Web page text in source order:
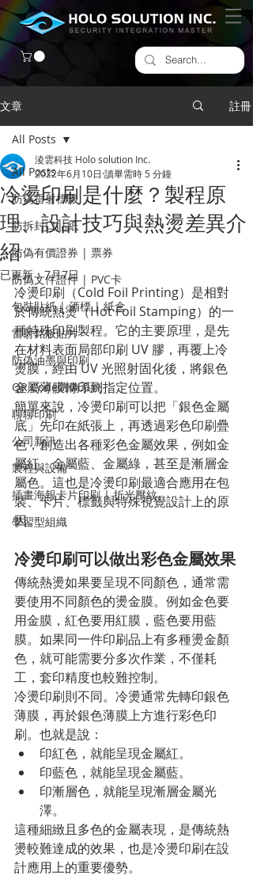
文章 註冊
All Posts
防偽雷射標籤
​防拆封口貼紙
防偽有價證券 | 票券
防偽文件證件 | PVC卡
包裝貼紙 | 酒標 | 紙盒
雷射銘版貼片
防偽油墨與印刷
QR Code防偽系統
聊聊印刷
公司新訊
製程與設備
插畫海報卡片印刷 | 折光壓紋
學習型組織
All Posts
冷燙印刷是什麼？製程原
理、設計技巧與熱燙差異介
紹
淩雲科技 Holo solution Inc.
2022年6月10日 讀畢需時 5 分鐘
已更新：7月7日
冷燙印刷（Cold Foil Printing）是相對
於傳統熱燙（Hot Foil Stamping）的一
種特殊印刷製程。它的主要原理，是先
在材料表面局部印刷 UV 膠，再覆上冷
燙膜，經由 UV 光照射固化後，將銀色
金屬薄膜轉印到指定位置。
簡單來說，冷燙印刷可以把「銀色金屬
底」先印在紙張上，再透過彩色印刷疊
色，創造出各種彩色金屬效果，例如金
屬紅、金屬藍、金屬綠，甚至是漸層金
屬色。這也是冷燙印刷最適合應用在包
裝、卡片、標籤與特殊視覺設計上的原
因。
冷燙印刷可以做出彩色金屬效果
傳統熱燙如果要呈現不同顏色，通常需
要使用不同顏色的燙金膜。例如金色要
用金膜，紅色要用紅膜，藍色要用藍
膜。如果同一件印刷品上有多種燙金顏
色，就可能需要分多次作業，不僅耗
工，套印精度也較難控制。
冷燙印刷則不同。冷燙通常先轉印銀色
薄膜，再於銀色薄膜上方進行彩色印
刷。也就是說：
印紅色，就能呈現金屬紅。
印藍色，就能呈現金屬藍。
印漸層色，就能呈現漸層金屬光
澤。
這種細緻且多色的金屬表現，是傳統熱
燙較難達成的效果，也是冷燙印刷在設
計應用上的重要優勢。